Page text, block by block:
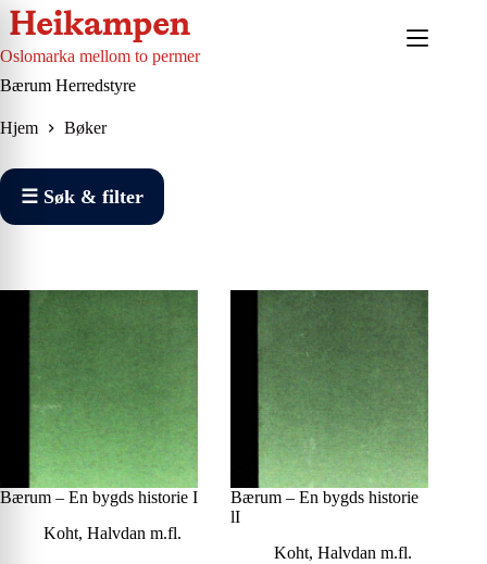
Hopp
til
innholdet
Oslomarka mellom to permer
Bærum Herredstyre
Hjem Bøker
☰ Søk & filter
Bærum – En bygds historie I
Koht, Halvdan m.fl.
Bærum – En bygds historie
lI
Koht, Halvdan m.fl.